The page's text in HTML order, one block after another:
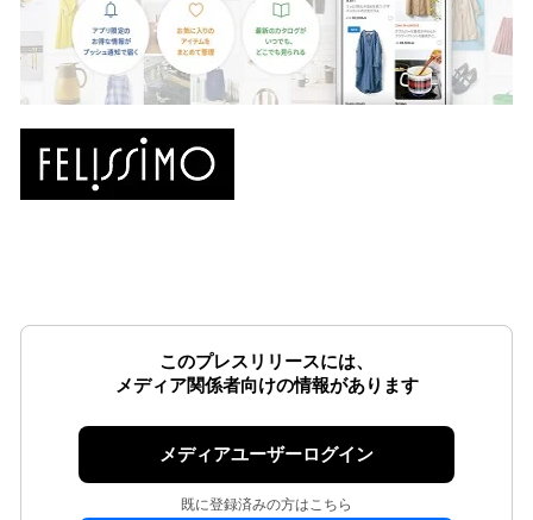
このプレスリリースには、
メディア関係者向けの情報があります
メディアユーザーログイン
既に登録済みの方はこちら